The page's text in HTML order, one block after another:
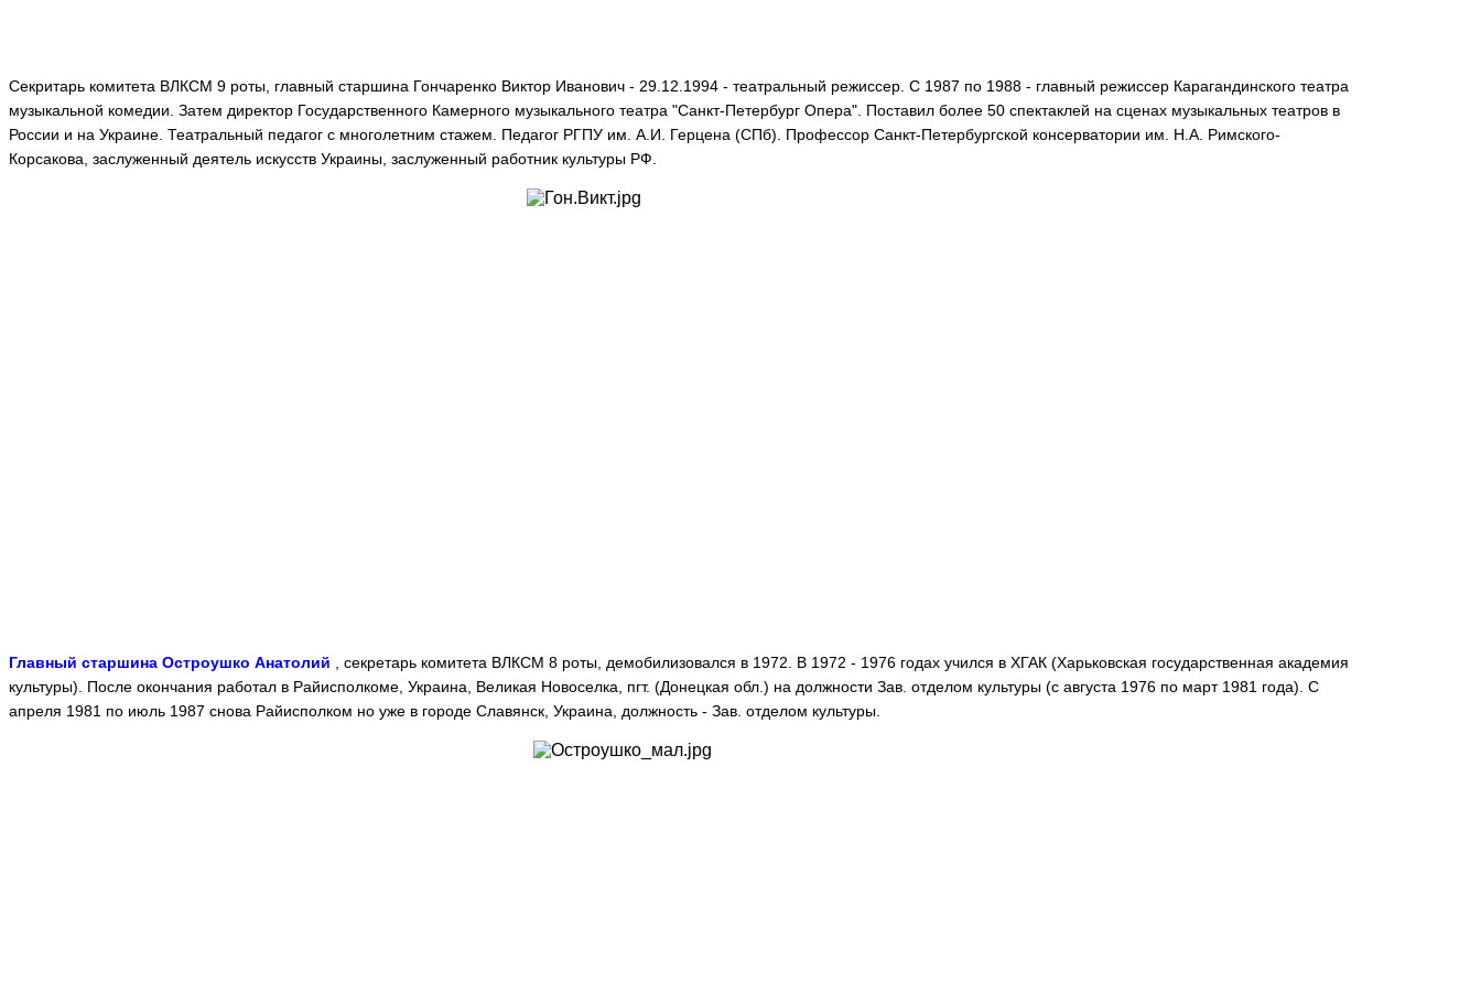
Секритарь комитета ВЛКСМ 9 роты, главный старшина Гончаренко Виктор Иванович - 29.12.1994 - театральный режиссер. С 1987 по 1988 - главный режиссер Карагандинского театра
музыкальной комедии. Затем директор Государственного Камерного музыкального театра "Санкт-Петербург Опера". Поставил более 50 спектаклей на сценах музыкальных театров в
России и на Украине. Театральный педагог с многолетним стажем. Педагог РГПУ им. А.И. Герцена (СПб). Профессор Санкт-Петербургской консерватории им. Н.А. Римского-
Корсакова, заслуженный деятель искусств Украины, заслуженный работник культуры РФ.
Главный старшина Остроушко Анатолий
секретарь комитета ВЛКСМ 8 роты, демобилизовался в 1972. В 1972 - 1976 годах учился в ХГАК (Харьковская государственная академия
культуры). После окончания работал в Райисполкоме, Украина, Великая Новоселка, пгт. (Донецкая обл.) на должности Зав. отделом культуры (с августа 1976 по март 1981 года). С
апреля 1981 по июль 1987 снова Райисполком но уже в городе Славянск, Украина, должность - Зав. отделом культуры.